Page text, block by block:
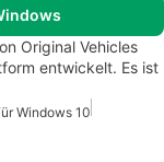
Original Vehicles
entwickelt. Es ist
Windows 10